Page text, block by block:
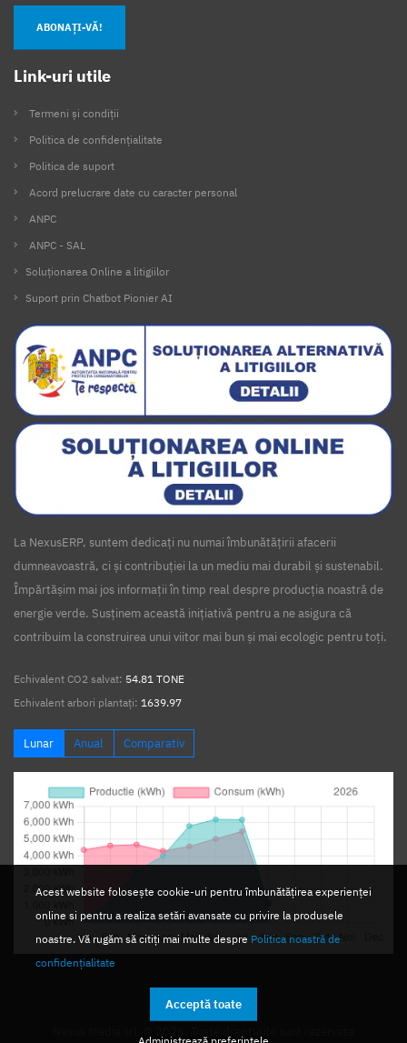
Acest website folosește cookie-uri pentru îmbunătățirea experienței
online si pentru a realiza setări avansate cu privire la produsele
noastre. Vă rugăm să citiți mai multe despre Politica noastră de
confidențialitate
Acceptă toate
ABONAȚI-VĂ!
Link-uri utile
Termeni și condiții
Politica de confidențialitate
Politica de suport
Acord prelucrare date cu caracter personal
ANPC
ANPC - SAL
Soluționarea Online a litigiilor
Suport prin Chatbot Pionier AI
La NexusERP, suntem dedicați nu numai îmbunătățirii afacerii
dumneavoastră, ci și contribuției la un mediu mai durabil și sustenabil.
Împărtășim mai jos informații în timp real despre producția noastră de
energie verde. Susținem această inițiativă pentru a ne asigura că
contribuim la construirea unui viitor mai bun și mai ecologic pentru toți.
Echivalent CO2 salvat: 54.81 TONE
Echivalent arbori plantați: 1639.97
Lunar Anual Comparativ